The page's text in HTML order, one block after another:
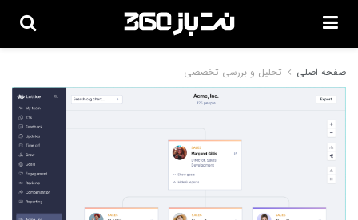
صفحه اصلی تحلیل و بررسی تخصصی